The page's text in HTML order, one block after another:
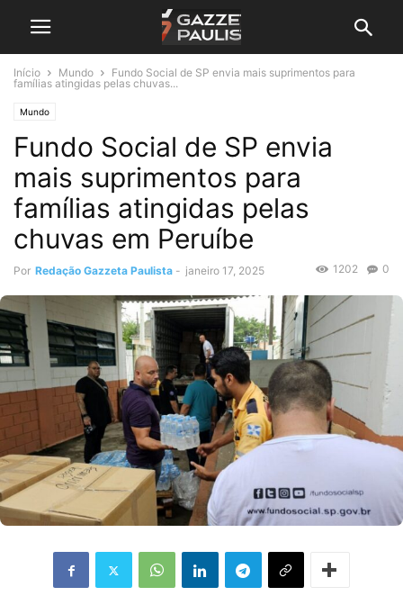
Início Mundo
Fundo Social de SP envia mais suprimentos para
famílias atingidas pelas chuvas...
Mundo
Fundo Social de SP envia
mais suprimentos para
famílias atingidas pelas
chuvas em Peruíbe
Por Redação Gazzeta Paulista - janeiro 17, 2025 0
1202